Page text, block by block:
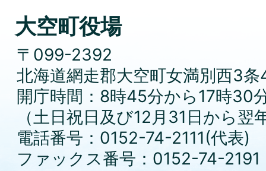
大空町役場
〒099-2392
北海道網走郡大空町女満別西3条
開庁時間：8時45分から17時30
（土日祝日及び12月31日から
電話番号：0152-74-2111(代表)
ファックス番号：0152-74-2191